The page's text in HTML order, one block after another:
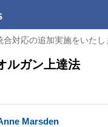
合対応の追加実施をいたし
ルガン上達法
Marsden